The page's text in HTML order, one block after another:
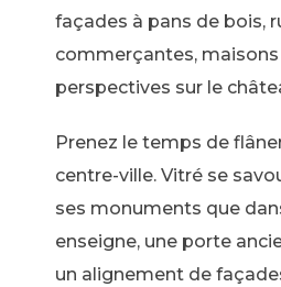
façades à pans de bois,
commerçantes,
perspectives sur le
Prenez le temps de
centre-ville. Vitré se
ses monuments que
enseigne, une porte
un alignement de